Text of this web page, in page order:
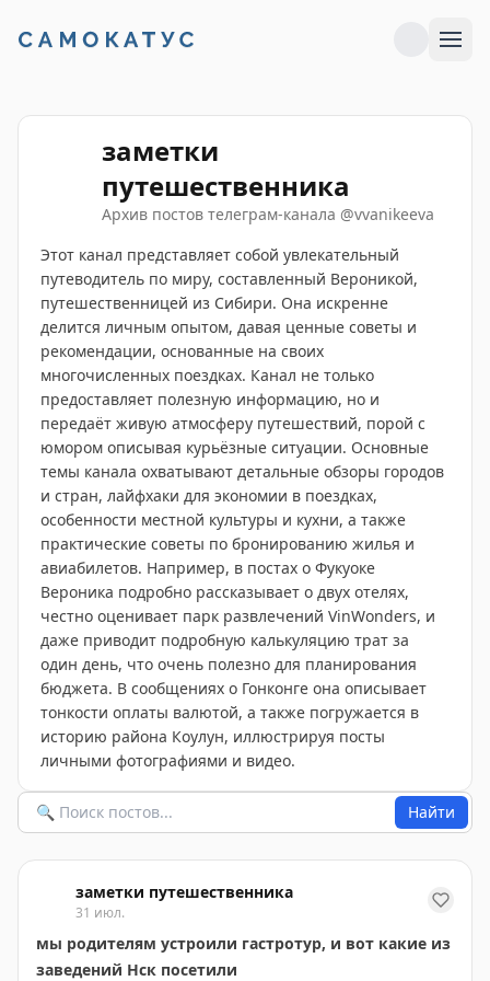
заметки
путешественника
Архив постов телеграм-канала @vvanikeeva
Этот канал представляет собой увлекательный
путеводитель по миру, составленный Вероникой,
путешественницей из Сибири. Она искренне
делится личным опытом, давая ценные советы и
рекомендации, основанные на своих
многочисленных поездках. Канал не только
предоставляет полезную информацию, но и
передаёт живую атмосферу путешествий, порой с
юмором описывая курьёзные ситуации. Основные
темы канала охватывают детальные обзоры городов
и стран, лайфхаки для экономии в поездках,
особенности местной культуры и кухни, а также
практические советы по бронированию жилья и
авиабилетов. Например, в постах о Фукуоке
Вероника подробно рассказывает о двух отелях,
честно оценивает парк развлечений VinWonders, и
даже приводит подробную калькуляцию трат за
один день, что очень полезно для планирования
бюджета. В сообщениях о Гонконге она описывает
тонкости оплаты валютой, а также погружается в
историю района Коулун, иллюстрируя посты
личными фотографиями и видео.
Найти
заметки путешественника
31 июл.
мы родителям устроили гастротур, и вот какие из
заведений Нск посетили